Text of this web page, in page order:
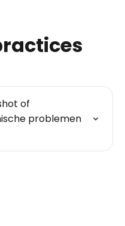
of
problemen